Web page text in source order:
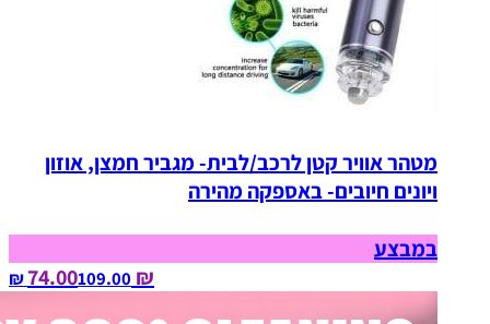
מטהר אוויר קטן לרכב/לבית- מגביר חמצן, אוזון
ויונים חיובים- באספקה מהירה
במבצע
₪ 74.00
109.00‏ ₪